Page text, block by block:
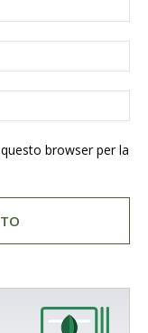
browser per la